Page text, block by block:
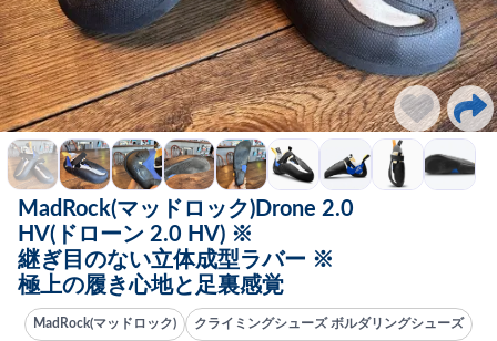
MadRock(マッドロック)Drone 2.0
HV(ドローン 2.0 HV) ※
継ぎ目のない立体成型ラバー ※
極上の履き心地と足裏感覚
MadRock(マッドロック) クライミングシューズ ボルダリングシューズ